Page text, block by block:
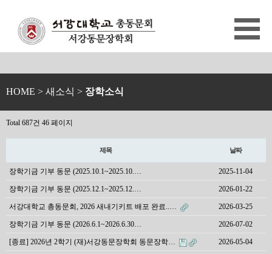
HOME > 새소식 > 장학소식
Total 687건 46 페이지
제목 날짜
장학기금 기부 동문 (2025.10.1~2025.10.… 2025-11-04
장학기금 기부 동문 (2025.12.1~2025.12.… 2026-01-22
서강대학교 총동문회, 2026 새내기키트 배포 완료..… 2026-03-25
장학기금 기부 동문 (2026.6.1~2026.6.30… 2026-07-02
[종료] 2026년 2학기 (재)서강동문장학회 동문장학… 2026-05-04